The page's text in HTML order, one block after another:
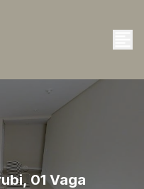
01 Vaga